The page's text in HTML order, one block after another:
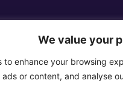
We value your
to enhance your browsing
ads or content, and analyse